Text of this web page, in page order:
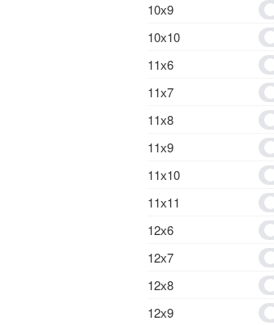
10х9
10х10
11х6
11х7
11х8
11х9
11х10
11х11
12х6
12х7
12х8
12х9